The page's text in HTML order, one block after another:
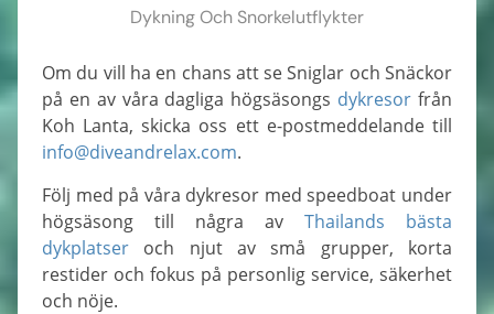
Dykning Och Snorkelutflykter
Om du vill ha en chans att se Sniglar och Snäckor
på en av våra dagliga högsäsongs dykresor från
Koh Lanta, skicka oss ett e-postmeddelande till
info@diveandrelax.com.
Följ med på våra dykresor med speedboat under
högsäsong till några av Thailands bästa
dykplatser och njut av små grupper, korta
restider och fokus på personlig service, säkerhet
och nöje.